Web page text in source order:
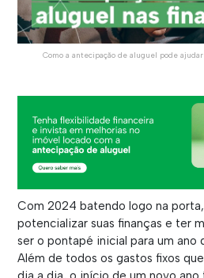
Como a antecipação de aluguel pode
Com 2024 batendo logo na
potencializar suas finanças e ter
ser o pontapé inicial para um ano
Além de todos os gastos fixos